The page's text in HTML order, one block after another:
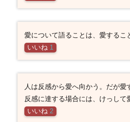
愛について語ることは、愛するこ
いいね 1
人は反感から愛へ向かう。だが愛
反感に達する場合には、けっして
いいね 2